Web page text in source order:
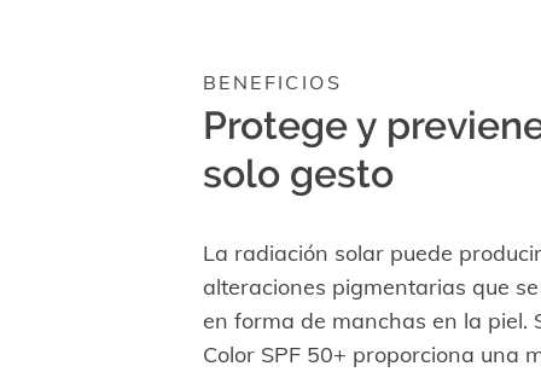
BENEFICIOS
Protege y
solo gesto
La radiación solar puede producir
alteraciones pigmentarias que
en forma de manchas en la piel.
Color SPF 50+ proporciona una